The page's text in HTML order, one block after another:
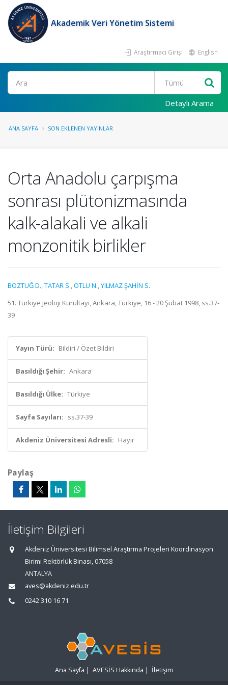
Akademik Veri Yönetim Sistemi
Araştırmacı Girişi English
Ara
Detaylı Arama
ANA SAYFA SON EKLENEN YAYINLAR
Orta Anadolu çarpışma
sonrası plütonizmasında
kalk-alakali ve alkali
monzonitik birlikler
BOZTUĞ D.,TATAR S.,OTLU N.,YILMAZ ŞAHİN S.
51. Türkiye Jeoloji Kurultayı, Ankara, Türkiye, 16 - 20 Şubat 1998, ss.37-
39
Yayın Türü: Bildiri / Özet Bildiri
Basıldığı Şehir: Ankara
Basıldığı Ülke: Türkiye
Sayfa Sayıları: ss.37-39
Akdeniz Üniversitesi Adresli: Hayır
Paylaş
İletişim Bilgileri
Akdeniz Üniversitesi Bilimsel Araştırma Projeleri Koordinasyon
Birimi Rektörlük Binası, 07058
ANTALYA
aves@akdeniz.edu.tr
0242 310 16 71
Ana Sayfa | AVESİS Hakkında | İletişim